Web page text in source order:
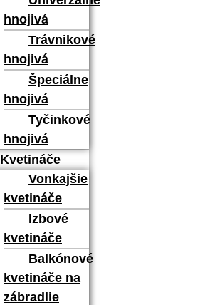
hnojivá
Trávnikové
hnojivá
Špeciálne
hnojivá
Tyčinkové
hnojivá
Kvetináče
Vonkajšie
kvetináče
Izbové
kvetináče
Balkónové
kvetináče na
zábradlie